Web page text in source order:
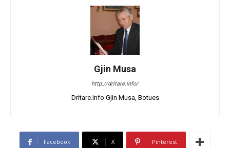
Gjin Musa
http://dritare.info/
Dritare.Info Gjin Musa, Botues
Facebook X Pinterest